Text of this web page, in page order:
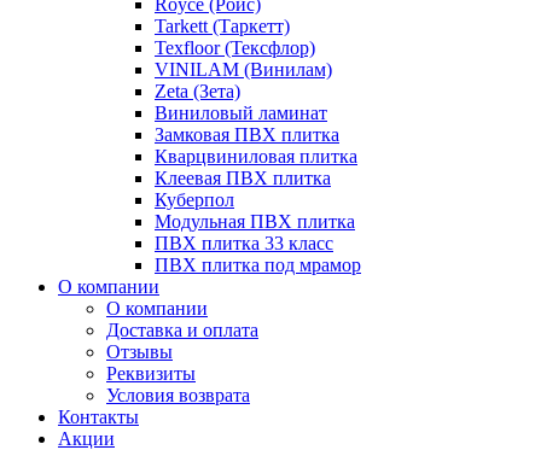
Royce (Ройс)
Tarkett (Таркетт)
Texfloor (Тексфлор)
VINILAM (Винилам)
Zeta (Зета)
Виниловый ламинат
Замковая ПВХ плитка
Кварцвиниловая плитка
Клеевая ПВХ плитка
Куберпол
Модульная ПВХ плитка
ПВХ плитка 33 класс
ПВХ плитка под мрамор
О компании
О компании
Доставка и оплата
Отзывы
Реквизиты
Условия возврата
Контакты
Акции